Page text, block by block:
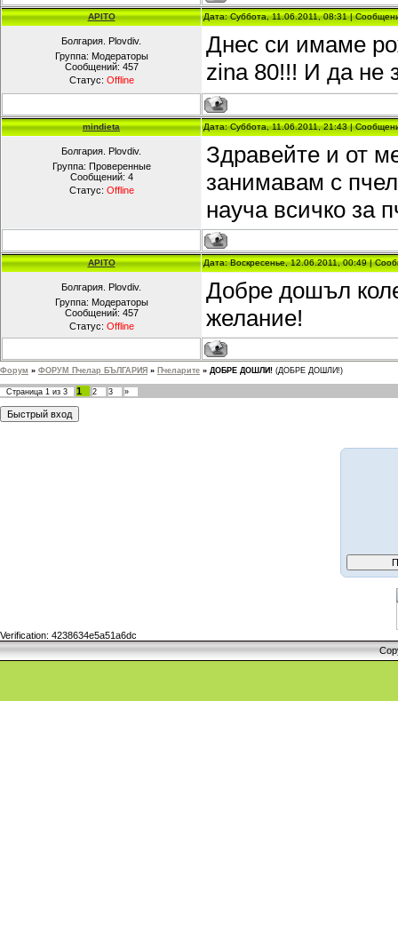
APITO Дата: Суббота, 11.06.2011, 08:31 |
Болгария. Plovdiv.
Группа: Модераторы
Сообщений: 457
Статус: Offline
Днес си имаме
zina 80!!! И да не
mindieta Дата: Суббота, 11.06.2011, 21:43 |
Болгария. Plovdiv.
Группа: Проверенные
Сообщений: 4
Статус: Offline
Здравейте и от
занимавам с
науча всичко за
APITO Дата: Воскресенье, 12.06.2011, 00:49 |
Болгария. Plovdiv.
Группа: Модераторы
Сообщений: 457
Статус: Offline
Добре дошъл
желание!
Форум » ФОРУМ Пчелар БЪЛГАРИЯ » Пчеларите » ДОБРЕ ДОШЛИ! (ДОБРЕ ДОШЛИ!)
Страница 1 из 3 1 2 3 »
Verification: 4238634e5a51a6dc